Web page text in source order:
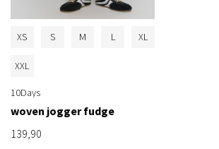
XS S M L XL
XXL
10Days
woven jogger fudge
139,90